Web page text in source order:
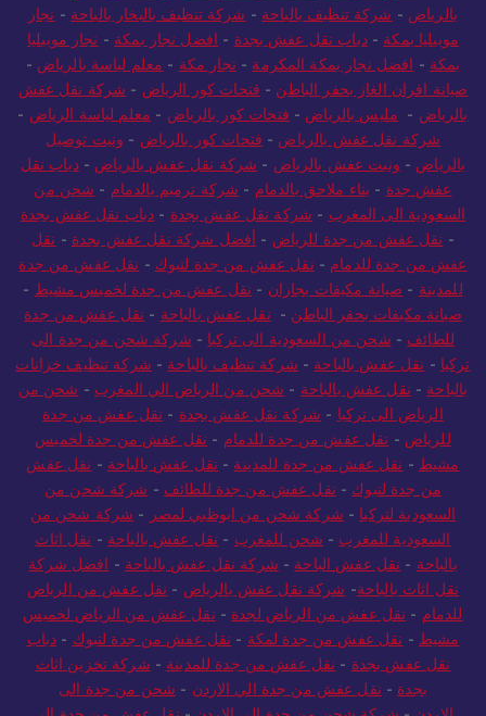
بالرياض - شركة تنظيف بالباحة - شركة تنظيف بالبخار بالباحة - نجار
موبيليا بمكة -دباب نقل عفش بجدة - افضل نجار بمكة - نجار موبيليا
بمكة - افضل نجار بمكة المكرمة - نجار مكة - معلم لياسة بالرياض -
صيانة افران الغاز بحفر الباطن - فتحات كور الرياض - شركة نقل عفش
بالرياض - مليس بالرياض - فتحات كور بالرياض - معلم لياسة الرياض -
شركة نقل عفش بالرياض - فتحات كور بالرياض - ونيت توصيل
بالرياض - ونيت عفش بالرياض - شركة نقل عفش بالرياض -دباب نقل
عفش جدة - بناء ملاحق بالدمام - شركة ترميم بالدمام - شحن من
السعودية الى المغرب - شركة نقل عفش بجدة - دباب نقل عفش بجدة
- نقل عفش من جدة للرياض - أفضل شركة نقل عفش بجدة - نقل
عفش من جدة للدمام - نقل عفش من جدة لتبوك - نقل عفش من جدة
للمدينة - صيانة مكيفات بجازان - نقل عفش من جدة لخميس مشيط -
صيانة مكيفات بحفر الباطن - نقل عفش بالباحة - نقل عفش من جدة
للطائف - شحن من السعودية الى تركيا - شركة شحن من جدة الى
تركيا - نقل عفش بالباحة - شركة تنظيف بالباحة - شركة تنظيف خزانات
بالباحة - نقل عفش بالباحة - شحن من الرياض الي المغرب - شحن من
الرياض الى تركيا - شركة نقل عفش بجدة - نقل عفش من جدة
للرياض - نقل عفش من جدة للدمام - نقل عفش من جدة لخميس
مشيط - نقل عفش من جدة للمدينة - نقل عفش بالباحة - نقل عفش
من جدة لتبوك - نقل عفش من جدة للطائف - شركة شحن من
السعودية لتركيا - شركة شحن من ابوظبي لمصر - شركة شحن من
السعودية للمغرب - شحن للمغرب - نقل عفش بالباحة - نقل اثاث
بالباحة - نقل عفش الباحة - شركة نقل عفش بالباحة - افضل شركة
نقل اثاث بالباحة- شركة نقل عفش بالرياض - نقل عفش من الرياض
للدمام - نقل عفش من الرياض لجدة - نقل عفش من الرياض لخميس
مشيط - نقل عفش من جدة لمكة - نقل عفش من جدة لتبوك - دباب
نقل عفش بجدة - نقل عفش من جدة للمدينة - شركة تخزين اثاث
بجدة - نقل عفش من جدة الي الاردن - شحن من جدة الى